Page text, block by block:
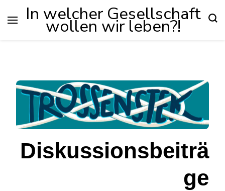
In welcher Gesellschaft
wollen wir leben?!
Diskussionsbeiträ
ge